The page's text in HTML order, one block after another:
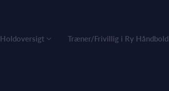
Holdoversigt Træner/Frivillig i Ry Håndbold